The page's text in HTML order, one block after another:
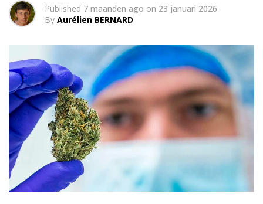
Published 7 maanden ago on 23 januari 2026
By Aurélien BERNARD